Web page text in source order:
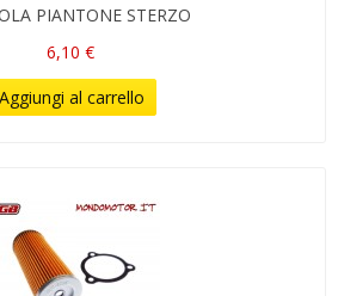
PIANTONE STERZO
6,10 €
Aggiungi al carrello